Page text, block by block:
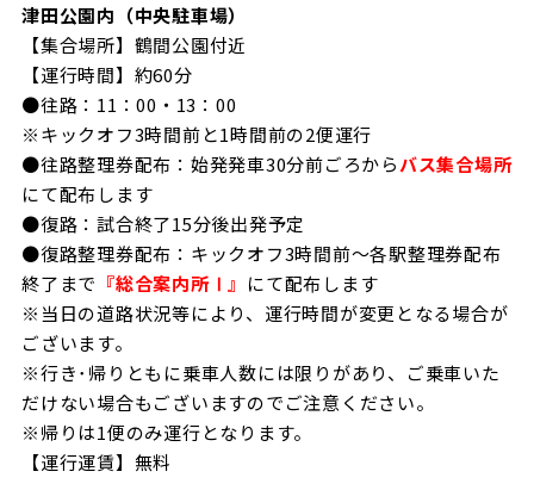
津田公園内（中央駐車場）
【集合場所】鶴間公園付近
【運行時間】約60分
●往路：11：00・13：00
※キックオフ3時間前と1時間前の2便運行
●往路整理券配布：始発発車30分前ごろからバス集合場所
にて配布します
●復路：試合終了15分後出発予定
●復路整理券配布：キックオフ3時間前～各駅整理券配布
終了まで 『総合案内所Ⅰ』 にて配布します
※当日の道路状況等により、運行時間が変更となる場合が
ございます。
※行き･帰りともに乗車人数には限りがあり、ご乗車いた
だけない場合もございますのでご注意ください。
※帰りは1便のみ運行となります。
【運行運賃】無料